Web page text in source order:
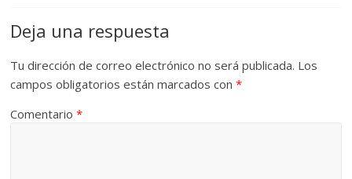
Deja una respuesta
Tu dirección de correo electrónico no será publicada. Los
campos obligatorios están marcados con*
Comentario*